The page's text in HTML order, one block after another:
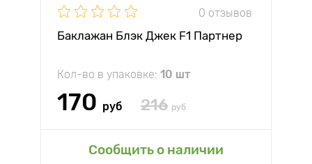
0 отзывов
Баклажан Блэк Джек F1 Партнер
Кол-во в упаковке: 10 шт
170 руб 216 руб
Сообщить о наличии